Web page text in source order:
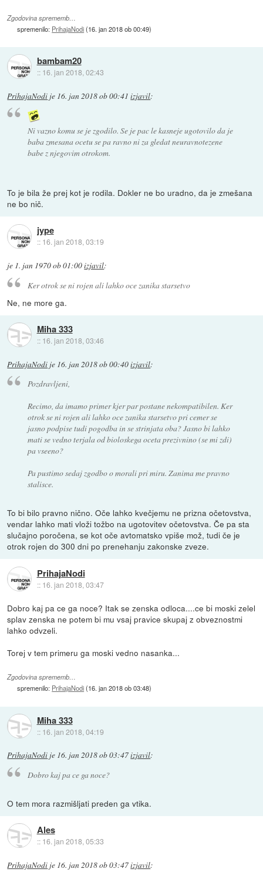
Zgodovina sprememb…
spremenilo: PrihajaNodi(16. jan 2018 ob 00:49)
bambam20
:: 16. jan 2018, 02:43
PrihajaNodi je 16. jan 2018 ob 00:41 izjavil:
Ni vazno komu se je zgodilo. Se je pac le kasneje ugotovilo da je
baba zmesana ocetu se pa ravno ni za gledat neuravnotezene
babe z njegovim otrokom.
To je bila že prej kot je rodila. Dokler ne bo uradno, da je zmešana
ne bo nič.
jype
:: 16. jan 2018, 03:19
je 1. jan 1970 ob 01:00izjavil:
Ker otrok se ni rojen ali lahko oce zanika starsetvo
Ne, ne more ga.
Miha 333
:: 16. jan 2018, 03:46
PrihajaNodi je 16. jan 2018 ob 00:40izjavil:
Pozdravljeni,
Recimo, da imamo primer kjer par postane nekompatibilen. Ker
otrok se ni rojen ali lahko oce zanika starsetvo pri cemer se
jasno podpise tudi pogodba in se strinjata oba? Jasno bi lahko
mati se vedno terjala od bioloskega oceta prezivnino (se mi zdi)
pa vseeno?
Pa pustimo sedaj zgodbo o morali pri miru. Zanima me pravno
stalisce.
To bi bilo pravno nično. Oče lahko kvečjemu ne prizna očetovstva,
vendar lahko mati vloži tožbo na ugotovitev očetovstva. Če pa sta
slučajno poročena, se kot oče avtomatsko vpiše mož, tudi če je
otrok rojen do 300 dni po prenehanju zakonske zveze.
PrihajaNodi
:: 16. jan 2018, 03:47
Dobro kaj pa ce ga noce? Itak se zenska odloca....ce bi moski zelel
splav zenska ne potem bi mu vsaj pravice skupaj z obveznostmi
lahko odvzeli.
Torej v tem primeru ga moski vedno nasanka...
Zgodovina sprememb…
spremenilo: PrihajaNodi(16. jan 2018 ob 03:48)
Miha 333
:: 16. jan 2018, 04:19
PrihajaNodi je 16. jan 2018 ob 03:47izjavil:
Dobro kaj pa ce ga noce?
O tem mora razmišljati preden ga vtika.
Ales
:: 16. jan 2018, 05:33
PrihajaNodi je 16. jan 2018 ob 03:47izjavil: